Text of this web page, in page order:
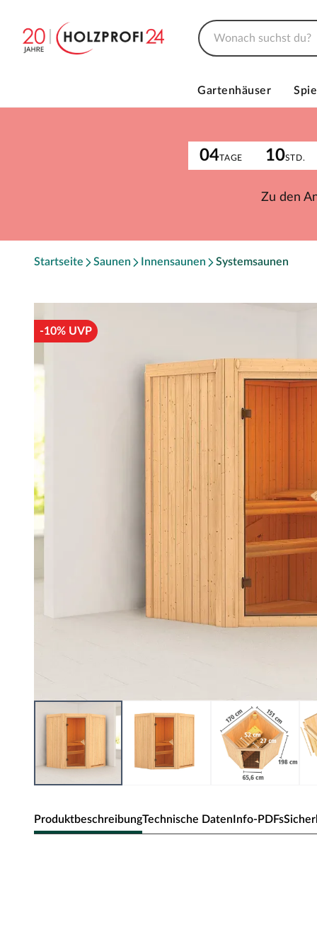
Gartenhäuser
04TAGE 10STD.
Zu den
Startseite Saunen Innensaunen Systemsaunen
-10% UVP
ProduktbeschreibungTechnische DatenInfo-PDFs